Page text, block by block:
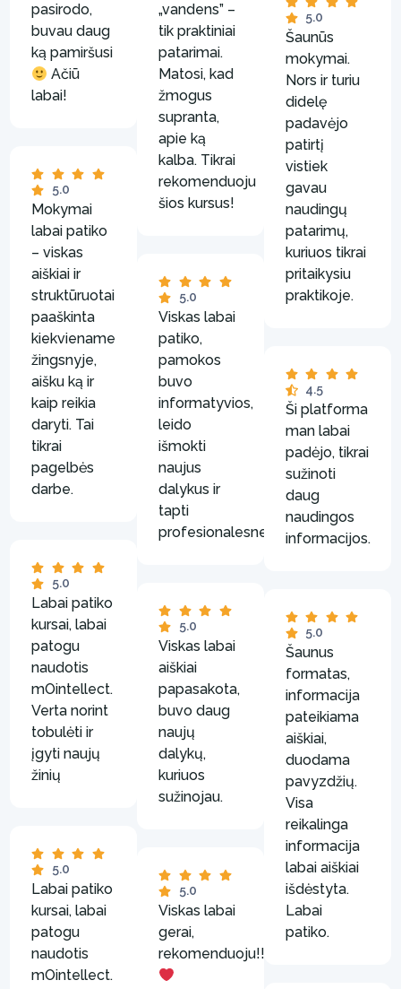
pasirodo,
buvau daug
ką pamiršusi
Ačiū
labai!
5.0
Mokymai
labai patiko
– viskas
aiškiai ir
struktūruotai
paaškinta
kiekviename
žingsnyje,
aišku ką ir
kaip reikia
daryti. Tai
tikrai
pagelbės
darbe.
5.0
Labai patiko
kursai, labai
patogu
naudotis
mOintellect.
Verta norint
tobulėti ir
įgyti naujų
žinių
5.0
Labai patiko
kursai, labai
patogu
naudotis
mOintellect.
„vandens” –
tik praktiniai
patarimai.
Matosi, kad
žmogus
supranta,
apie ką
kalba. Tikrai
rekomenduoju
šios kursus!
5.0
Viskas labai
patiko,
pamokos
buvo
informatyvios,
leido
išmokti
naujus
dalykus ir
tapti
profesionalesnei.
5.0
Viskas labai
aiškiai
papasakota,
buvo daug
naujų
dalykų,
kuriuos
sužinojau.
5.0
Viskas labai
gerai,
rekomenduoju!!!
5.0
Šaunūs
mokymai.
Nors ir turiu
didelę
padavėjo
patirtį
vistiek
gavau
naudingų
patarimų,
kuriuos tikrai
pritaikysiu
praktikoje.
4.5
Ši platforma
man labai
padėjo, tikrai
sužinoti
daug
naudingos
informacijos.
5.0
Šaunus
formatas,
informacija
pateikiama
aiškiai,
duodama
pavyzdžių.
Visa
reikalinga
informacija
labai aiškiai
išdėstyta.
Labai
patiko.